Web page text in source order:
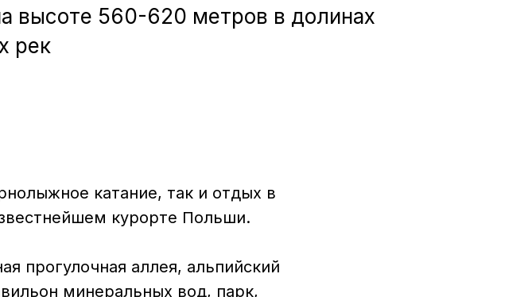
высоте 560-620 метров в долинах
рек
катание, так и отдых в
курорте Польши.
прогулочная аллея, альпийский
минеральных вод, парк,